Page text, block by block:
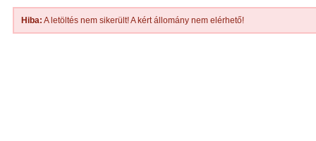
Hiba: A letöltés nem sikerült! A kért állomány nem elérhető!